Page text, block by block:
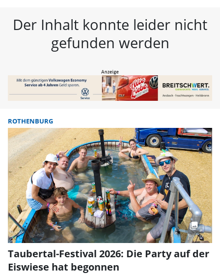
Der Inhalt konnte leider nicht
gefunden werden
ROTHENBURG
Taubertal-Festival 2026: Die Party auf der
Eiswiese hat begonnen